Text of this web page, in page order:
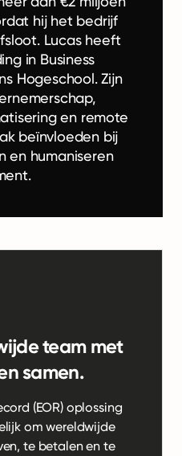
hij het bedrijf
Lucas heeft
in Business
Hogeschool. Zijn
en remote
beïnvloeden bij
en humaniseren
team met
samen.
(EOR) oplossing
om wereldwijde
te betalen en te